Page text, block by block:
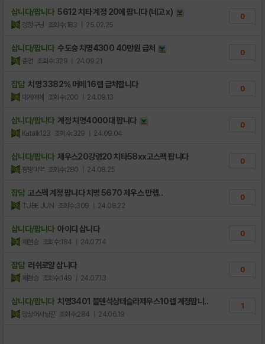
삽니다/팝니다 5612 치타 계정 20에 팝니다 (네고 x)
청청구닝 조회수:183 | 25.02.25
0
삽니다/팝니다 수도승 치명4300 40만원 급처
춘언 조회수:329 | 24.09.21
0
잡담 치명 3382% 머메 16렙 급처합니다
대게에에 조회수:200 | 24.09.13
0
삽니다/팝니다 계정 치명4000대 팝니다
Katalk123 조회수:329 | 24.09.04
0
삽니다/팝니다 제우스20강령20 치타58xx고스펙 팝니다
팡팡미역 조회수:280 | 24.08.25
0
잡담 고스펙 계정 팝니다 치명 5670 제우스 만렙..
TUBE JUN 조회수:309 | 24.08.22
0
삽니다/팝니다 아이디 삽니다
제현승 조회수:184 | 24.07.14
0
잡담 러쉬로얄 삽니다
제현승 조회수:149 | 24.07.13
0
삽니다/팝니다 치명3401 블덴석상테슬라제우스10렙 계정팝니..
망상어사냥꾼 조회수:284 | 24.06.19
1